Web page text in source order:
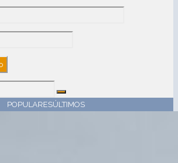
POPULARESÚLTIMOS